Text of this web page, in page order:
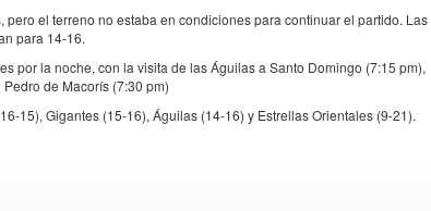
el terreno no estaba en condiciones para continuar el partido. Las
para 14-16.
por la noche, con la visita de las Águilas a Santo Domingo (7:15 pm),
de Macorís (7:30 pm)
15), Gigantes (15-16), Águilas (14-16) y Estrellas Orientales (9-21).